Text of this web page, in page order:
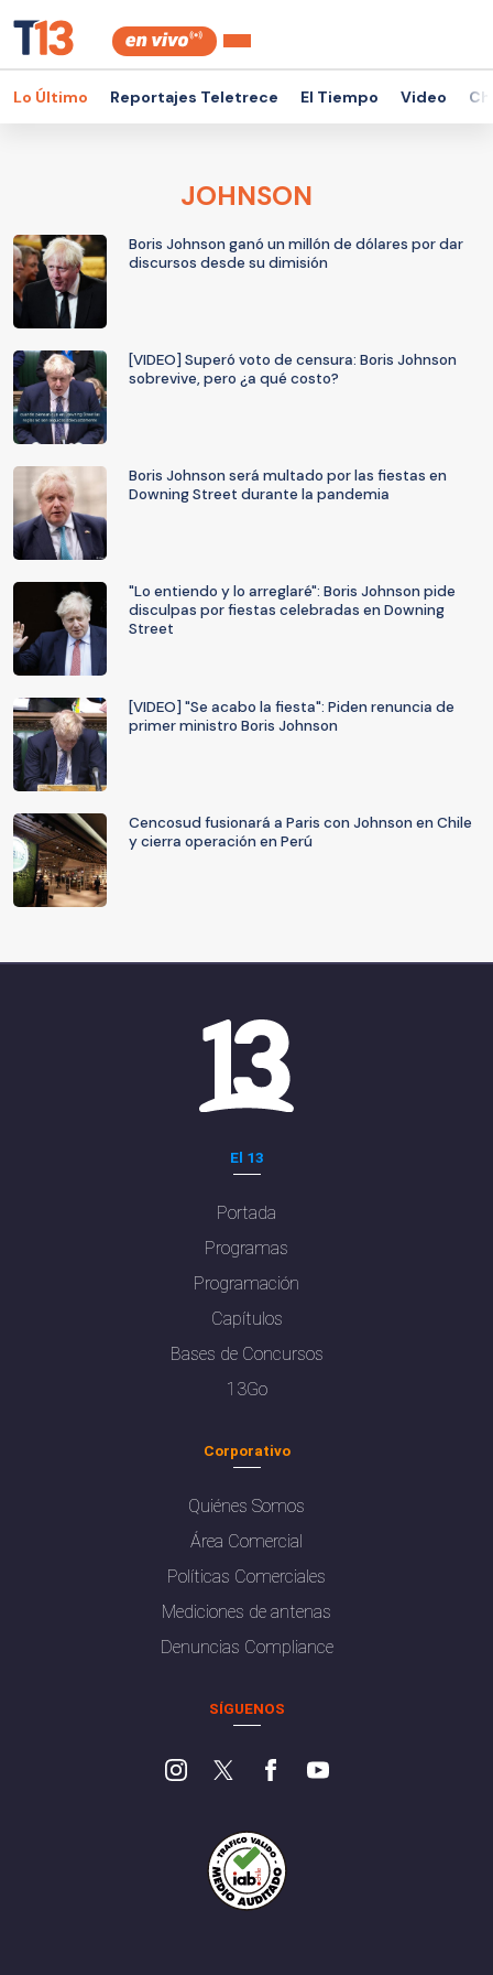
Lo Último Reportajes Teletrece El Tiempo Video
JOHNSON
Boris Johnson ganó un millón de dólares por dar
discursos desde su dimisión
[VIDEO] Superó voto de censura: Boris Johnson
sobrevive, pero ¿a qué costo?
Boris Johnson será multado por las fiestas en
Downing Street durante la pandemia
"Lo entiendo y lo arreglaré": Boris Johnson pide
disculpas por fiestas celebradas en Downing
Street
[VIDEO] "Se acabo la fiesta": Piden renuncia de
primer ministro Boris Johnson
Cencosud fusionará a Paris con Johnson en Chile
y cierra operación en Perú
El 13
Portada
Programas
Programación
Capítulos
Bases de Concursos
13Go
Corporativo
Quiénes Somos
Área Comercial
Políticas Comerciales
Mediciones de antenas
Denuncias Compliance
SÍGUENOS